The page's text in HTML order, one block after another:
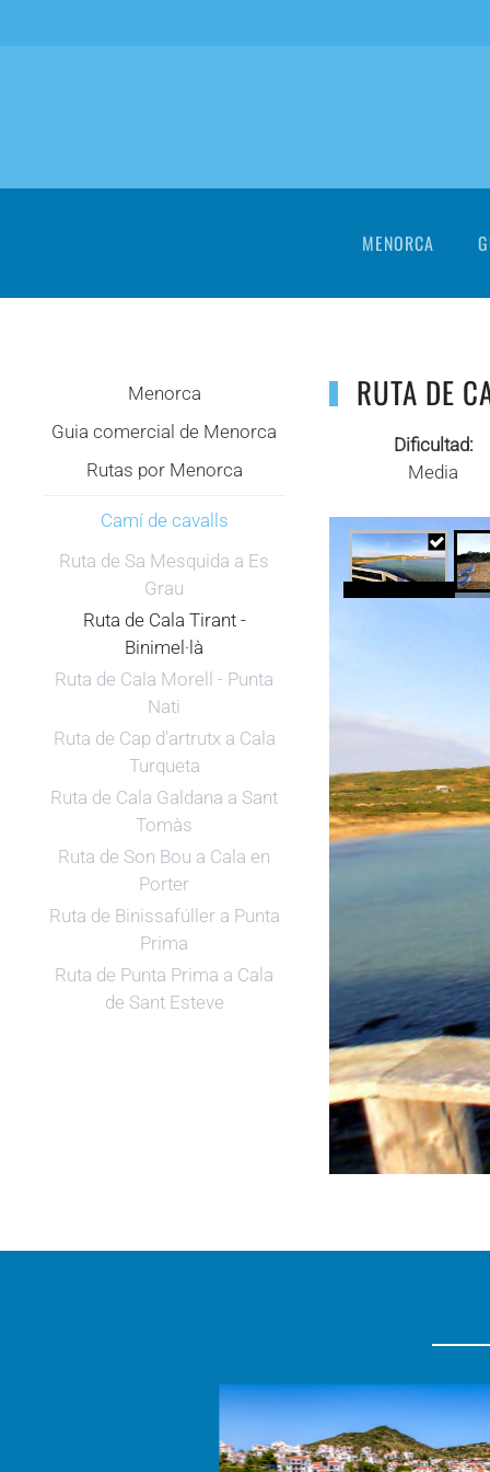
MENORCA
Menorca
Guia comercial de Menorca
Rutas por Menorca
Camí de cavalls
Ruta de Sa Mesquida a Es
Grau
Ruta de Cala Tirant -
Binimel·là
Ruta de Cala Morell - Punta
Nati
Ruta de Cap d'artrutx a Cala
Turqueta
Ruta de Cala Galdana a Sant
Tomàs
Ruta de Son Bou a Cala en
Porter
Ruta de Binissafúller a Punta
Prima
Ruta de Punta Prima a Cala
de Sant Esteve
RUTA DE
Dificultad:
Media